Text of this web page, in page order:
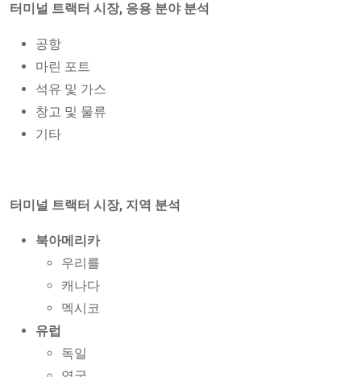
터미널 트랙터 시장, 응용 분야 분석
공항
마린 포트
석유 및 가스
창고 및 물류
기타
터미널 트랙터 시장, 지역 분석
북아메리카
우리를
캐나다
멕시코
유럽
독일